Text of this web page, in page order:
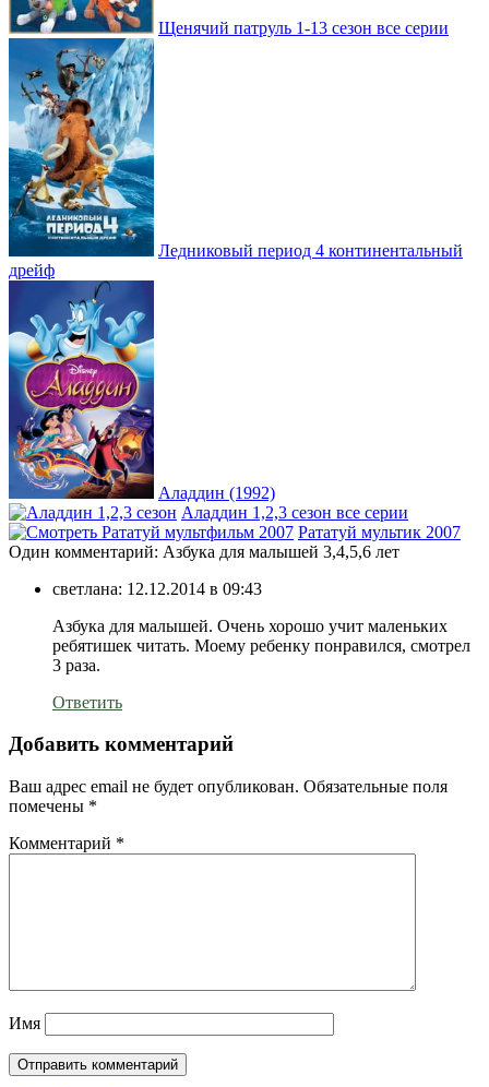
Щенячий патруль 1-13 сезон все серии
Ледниковый период 4 континентальный
дрейф
Аладдин (1992)
Аладдин 1,2,3 сезон все серии
Рататуй мультик 2007
Один комментарий: Азбука для малышей 3,4,5,6 лет
светлана: 12.12.2014 в 09:43
Азбука для малышей. Очень хорошо учит маленьких
ребятишек читать. Моему ребенку понравился, смотрел
3 раза.
Ответить
Добавить комментарий
Ваш адрес email не будет опубликован. Обязательные поля
помечены *
Комментарий *
Имя